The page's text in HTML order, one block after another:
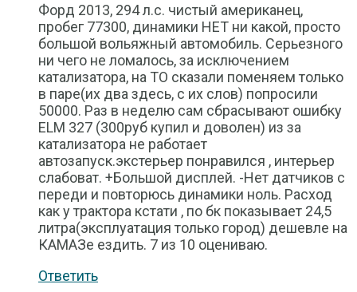
Форд 2013, 294 л.с. чистый американец,
пробег 77300, динамики НЕТ ни какой, просто
большой вольяжный автомобиль. Серьезного
ни чего не ломалось, за исключением
катализатора, на ТО сказали поменяем только
в паре(их два здесь, с их слов) попросили
50000. Раз в неделю сам сбрасывают ошибку
ELM 327 (300руб купил и доволен) из за
катализатора не работает
автозапуск.экстерьер понравился , интерьер
слабоват. +Большой дисплей. -Нет датчиков с
переди и повторюсь динамики ноль. Расход
как у трактора кстати , по бк показывает 24,5
литра(эксплуатация только город) дешевле на
КАМАЗе ездить. 7 из 10 оцениваю.
Ответить